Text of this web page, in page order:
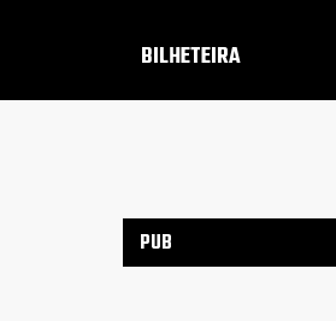
BILHETEIRA
PUB